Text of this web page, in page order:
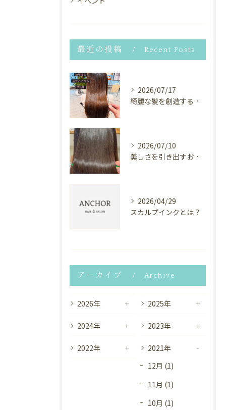
最近の投稿 Recent Posts
2026/07/17
綺麗な髪を創造するヘアサロン⭐︎
2026/07/10
美しさを引き出すお手伝い✨
2026/04/29
スカルプインクとは？
アーカイブ Archive
2026年 2025年
2024年 2023年
2022年
2021年
12月 (1)
11月 (1)
10月 (1)